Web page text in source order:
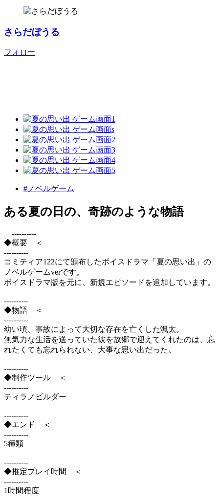
さらだぼうる
フォロー
#ノベルゲーム
ある夏の日の、奇跡のような物語
----------
◆概要 ＜
----------
コミティア122にて頒布したボイスドラマ「夏の思い出」の
ノベルゲームverです。
ボイスドラマ版を元に、新規エピソードを追加しています。
----------
◆物語 ＜
----------
幼い頃、事故によって大切な存在を亡くした颯太。
無気力な生活を送っていた彼を故郷で迎えてくれたのは、忘
れたくても忘れられない、大事な思い出だった。
----------
◆制作ツール ＜
----------
ティラノビルダー
----------
◆エンド ＜
----------
5種類
----------
◆推定プレイ時間 ＜
----------
1時間程度